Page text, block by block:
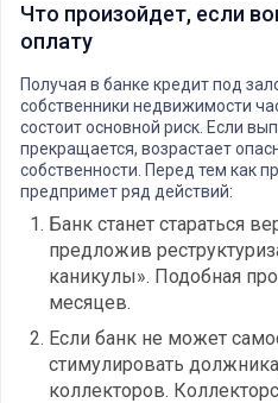
Что произойдет, если
оплату
Получая в банке кредит под
собственники недвижимости
состоит основной риск. Если
прекращается, возрастает
собственности. Перед тем как
предпримет ряд действий:
Банк станет стараться
предложив
каникулы». Подобная
месяцев.
Если банк не может
стимулировать
коллекторов.